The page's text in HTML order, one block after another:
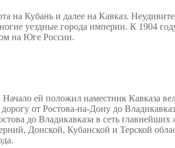
на Кубань и далее на Кавказ.
уездные города империи. К 1904
на Юге России.
Начало ей положил наместник Кавказа
от Ростова-на-Дону до
до Владикавказа в сеть главнейших
Донской, Кубанской и Терской